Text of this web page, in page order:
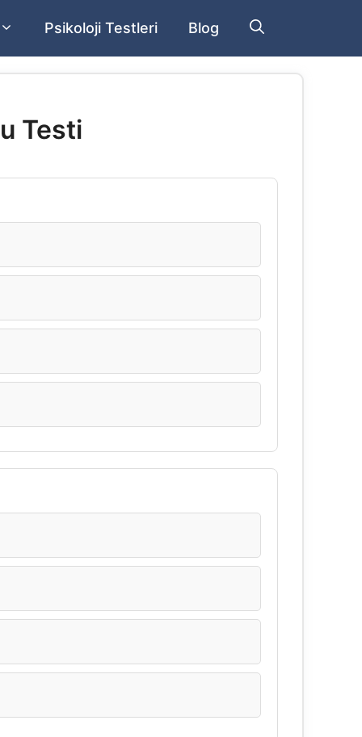
Psikoloji Testleri Blog
Testi